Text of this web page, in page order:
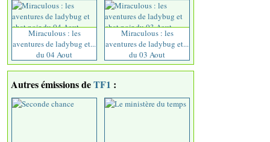
Miraculous : les
aventures de ladybug et...
du 04 Aout
Miraculous : les
aventures de ladybug et...
du 03 Aout
Autres émissions deTF1 :